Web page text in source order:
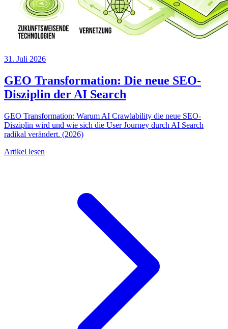
31. Juli 2026
GEO Transformation: Die neue SEO-
Disziplin der AI Search
GEO Transformation: Warum AI Crawlability die neue SEO-
Disziplin wird und wie sich die User Journey durch AI Search
radikal verändert. (2026)
Artikel lesen